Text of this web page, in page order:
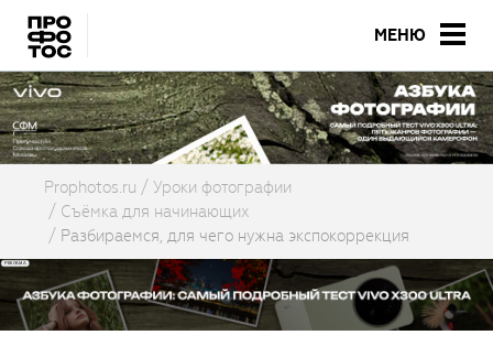
МЕНЮ
Prophotos.ru
Уроки фотографии
Съёмка для начинающих
Разбираемся, для чего нужна экспокоррекция